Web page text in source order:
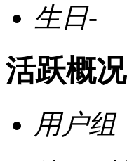
生日-
活跃概况
用户组